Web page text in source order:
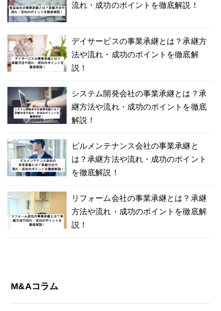
流れ・成功のポイントを徹底解説！
デイサービスの事業承継とは？承継方
法や流れ・成功のポイントを徹底解
説！
システム開発会社の事業承継とは？承
継方法や流れ・成功のポイントを徹底
解説！
ビルメンテナンス会社の事業承継と
は？承継方法や流れ・成功のポイント
を徹底解説！
リフォーム会社の事業承継とは？承継
方法や流れ・成功のポイントを徹底解
説！
M&Aコラム